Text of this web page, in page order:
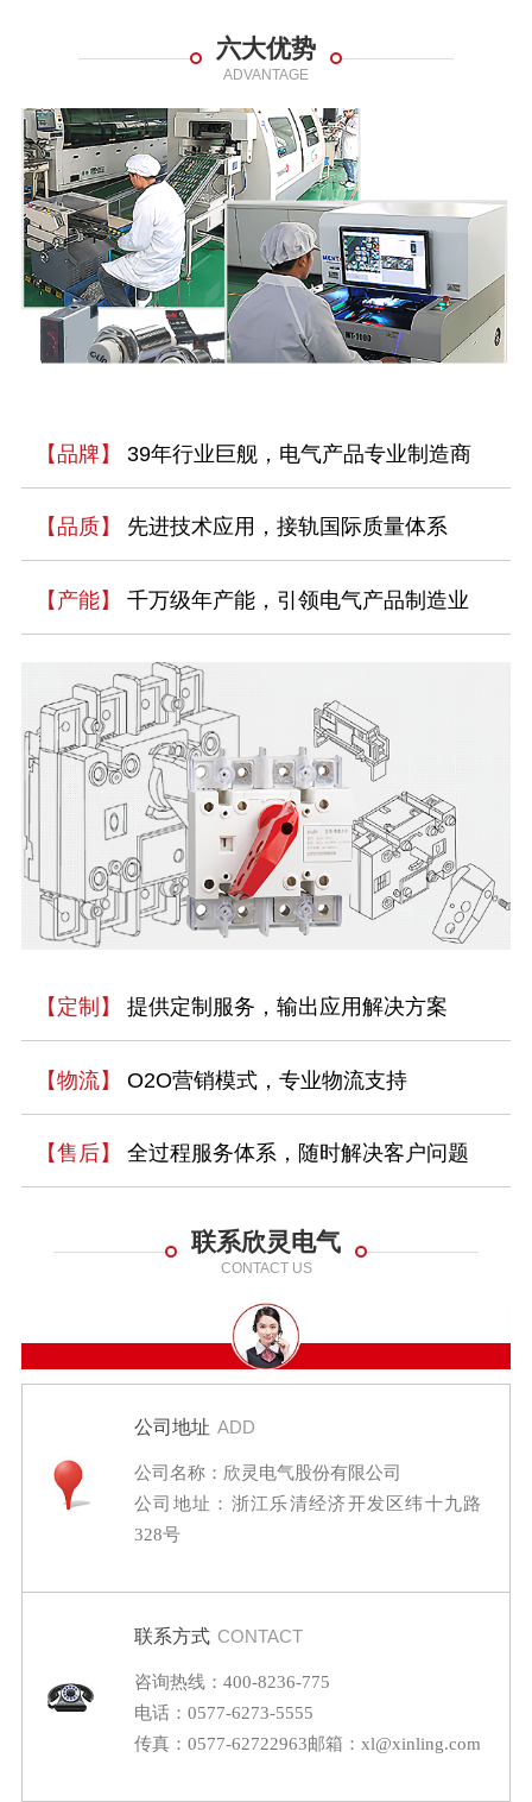
六大优势
ADVANTAGE
【品牌】 39年行业巨舰，电气产品专业制造商
【品质】 先进技术应用，接轨国际质量体系
【产能】 千万级年产能，引领电气产品制造业
【定制】 提供定制服务，输出应用解决方案
【物流】 O2O营销模式，专业物流支持
【售后】 全过程服务体系，随时解决客户问题
联系欣灵电气
CONTACT US
公司地址 ADD
公司名称：欣灵电气股份有限公司
公司地址：浙江乐清经济开发区纬十九路
328号
联系方式 CONTACT
咨询热线：400-8236-775
电话：0577-6273-5555
传真：0577-62722963邮箱：xl@xinling.com